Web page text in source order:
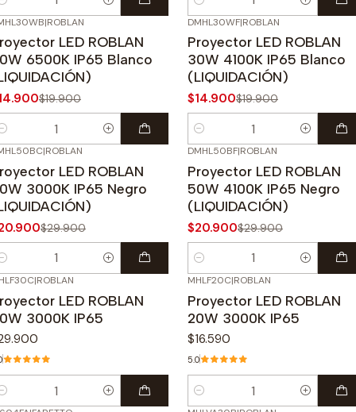
Cantidad
OFF
|ROBLAN
LED ROBLAN
6500K IP65 Blanco
$19.900
-25%OFF
DMHL30WF|ROBLAN
Proyector LED ROBLAN
30W 4100K IP65 Blanco
(LIQUIDACIÓN)
$14.900$19.900
Cantidad
|ROBLAN
LED ROBLAN
3000K IP65 Negro
$29.900
DMHL50BF|ROBLAN
Proyector LED ROBLAN
50W 4100K IP65 Negro
(LIQUIDACIÓN)
$20.900$29.900
Cantidad
|ROBLAN
LED ROBLAN
3000K IP65
MHLF20C|ROBLAN
Proyector LED ROBLAN
20W 3000K IP65
$16.590
5.0
Cantidad